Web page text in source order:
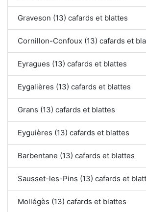
Graveson (13) cafards et blattes
Cornillon-Confoux (13) cafards et
Eyragues (13) cafards et blattes
Eygalières (13) cafards et blattes
Grans (13) cafards et blattes
Eyguières (13) cafards et blattes
Barbentane (13) cafards et blattes
Sausset-les-Pins (13) cafards et
Mollégès (13) cafards et blattes